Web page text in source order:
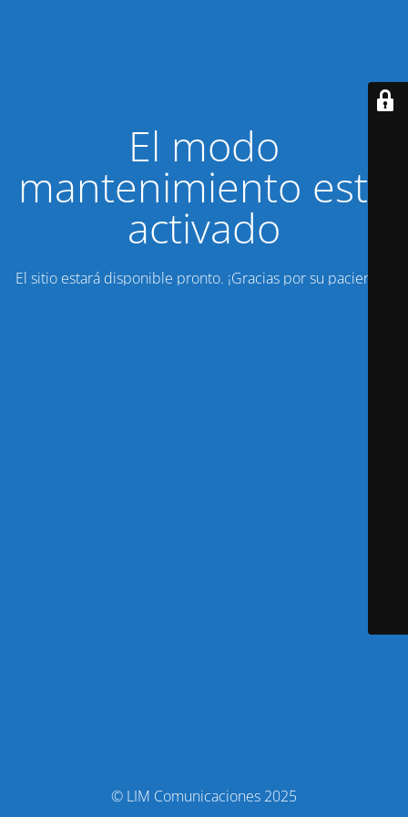
El modo
mantenimiento está
activado
El sitio estará disponible pronto. ¡Gracias por su paciencia!
© LIM Comunicaciones 2025